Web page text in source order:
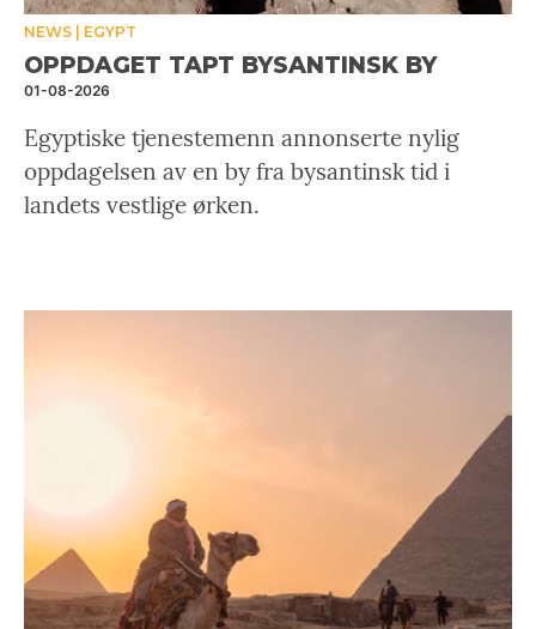
NEWS EGYPT
OPPDAGET TAPT BYSANTINSK BY
01-08-2026
Egyptiske tjenestemenn annonserte nylig
oppdagelsen av en by fra bysantinsk tid i
landets vestlige ørken.